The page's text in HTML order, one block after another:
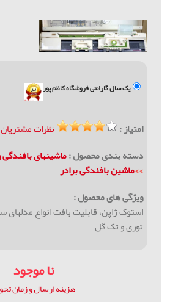
یک سال گارانتی فروشگاه کاظم پور
امتیاز :
نظرات مشتریان
دسته بندی محصول :ماشینهای بافندگی
>>ماشین بافندگی برادر
ویژگی های محصول :
استوک ژاپن، قابلیت بافت انواع مدلهای
توری و تک گل
نا موجود
هزینه ارسال و زمان